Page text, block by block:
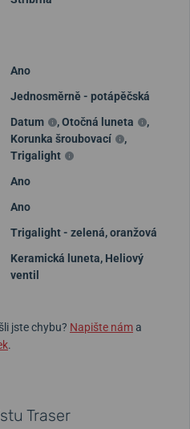
Ano
Jednosměrně - potápěčská
Datum ,Otočná luneta
,
Korunka šroubovací
,
Trigalight
Ano
Ano
Trigalight - zelená, oranžová
Keramická luneta, Heliový
ventil
jste chybu? Napište náma
.
Traser